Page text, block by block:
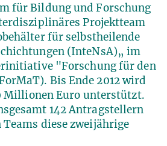
für Bildung und Forschung
Projektteam
für selbstheilende
(InteNsA)„ im
"Forschung für den
Bis Ende 2012 wird
Millionen Euro unterstützt.
142 Antragstellern
diese zweijährige